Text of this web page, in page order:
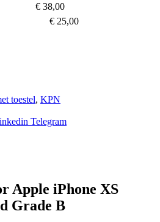
€ 38,00
€ 25,00
toestel, KPN
Telegram
Apple iPhone XS
Grade B